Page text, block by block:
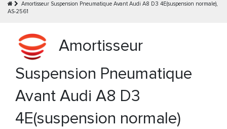
Amortisseur Suspension Pneumatique Avant Audi A8 D3 4E(suspension normale),
AS-2561
Amortisseur
Suspension Pneumatique
Avant Audi A8 D3
4E(suspension normale)